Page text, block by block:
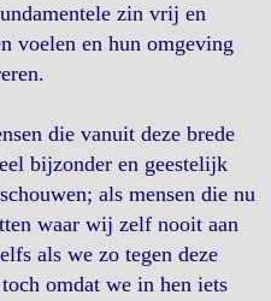
zin vrij en
voelen en hun omgeving
die vanuit deze brede
bijzonder en geestelijk
als mensen die nu
waar wij zelf nooit aan
als we zo tegen deze
omdat we in hen iets